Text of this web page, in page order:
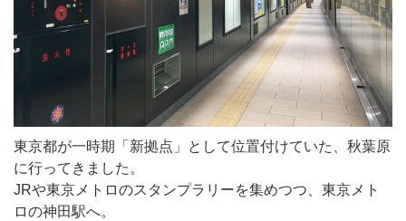
東京都が一時期「新拠点」として位置付けていた、秋葉原
に行ってきました。
JRや東京メトロのスタンプラリーを集めつつ、東京メト
ロの神田駅へ。